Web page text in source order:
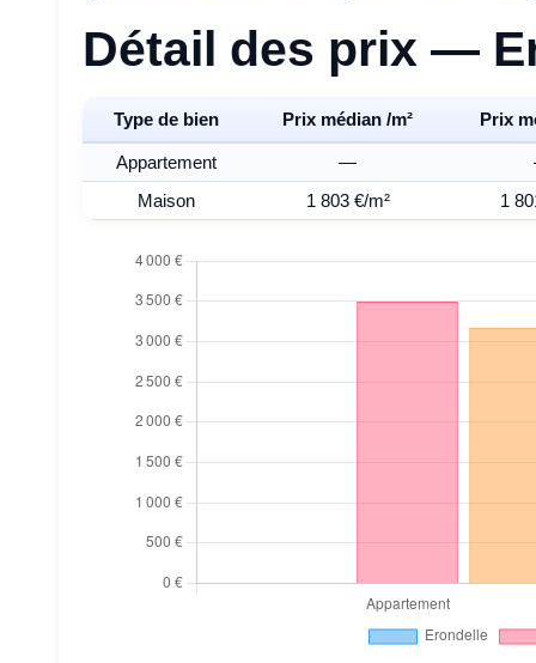
Détail des prix —
Type de bien Prix médian /m² Prix
Appartement —
Maison
1 803 €/m² 1